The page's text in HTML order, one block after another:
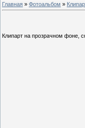
Главная » Фотоальбом »
Клипарт на прозрачном фоне,